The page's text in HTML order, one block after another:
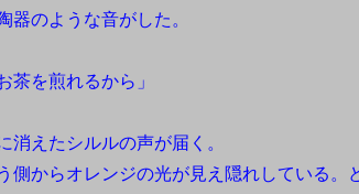
器のような音がした。
茶を煎れるから」
えたシルルの声が届く。
側からオレンジの光が見え隠れしている。